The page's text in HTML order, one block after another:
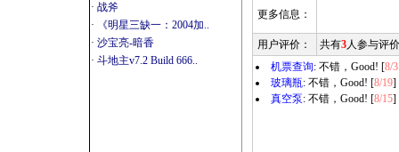
· 战斧
·
《明星三缺一：2004加..
· 沙宝亮-暗香
· 斗地主v7.2 Build 666..
更多信息：
用户评价： 共有3人参与评
机票查询: 不错，Good! [8/
玻璃瓶: 不错，Good! [8/19]
真空泵: 不错，Good! [8/15]